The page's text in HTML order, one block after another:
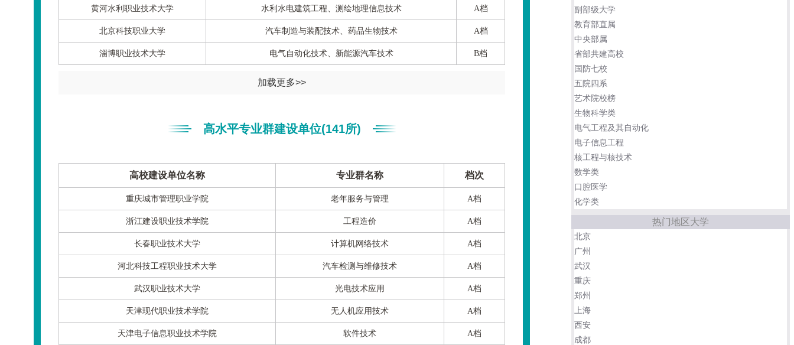
黄河水利职业技术大学 水利水电建筑工程、测绘地理信息技术 A档
北京科技职业大学 汽车制造与装配技术、药品生物技术 A档
淄博职业技术大学 电气自动化技术、新能源汽车技术 B档
加载更多>>
高水平专业群建设单位(141所)
高校建设单位名称 专业群名称 档次
重庆城市管理职业学院 老年服务与管理 A档
浙江建设职业技术学院 工程造价 A档
长春职业技术大学 计算机网络技术 A档
河北科技工程职业技术大学 汽车检测与维修技术 A档
武汉职业技术大学 光电技术应用 A档
天津现代职业技术学院 无人机应用技术 A档
天津电子信息职业技术学院 软件技术 A档
副部级大学
教育部直属
中央部属
省部共建高校
国防七校
五院四系
艺术院校榜
生物科学类
电气工程及其自动化
电子信息工程
核工程与核技术
数学类
口腔医学
化学类
热门地区大学
北京
广州
武汉
重庆
郑州
上海
西安
成都